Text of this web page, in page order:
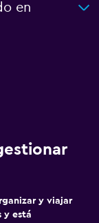
en
y viajar
y está